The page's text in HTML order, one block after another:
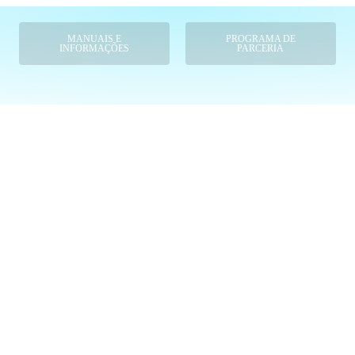
MANUAIS E
INFORMAÇÕES
PROGRAMA DE
PARCERIA